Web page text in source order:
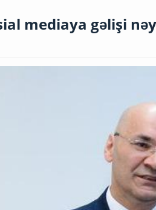
mediaya gəlişi